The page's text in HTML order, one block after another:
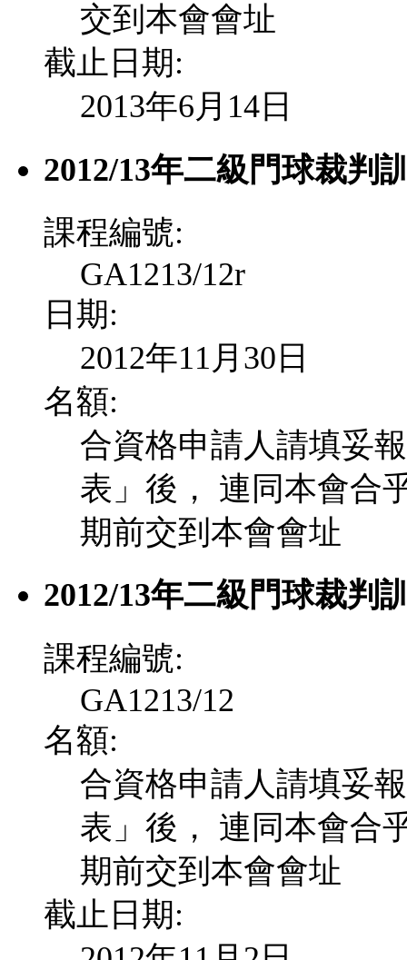
交到本會會址
截止日期:
2013年6月14日
2012/13年二級門球裁判
課程編號:
GA1213/12r
日期:
2012年11月30日
名額:
合資格申請人請填妥
表」後， 連同本會合
期前交到本會會址
2012/13年二級門球裁判
課程編號:
GA1213/12
名額:
合資格申請人請填妥
表」後， 連同本會合
期前交到本會會址
截止日期: